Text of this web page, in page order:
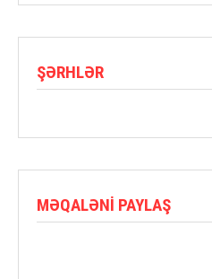
ŞƏRHLƏR
MƏQALƏNI PAYLAŞ